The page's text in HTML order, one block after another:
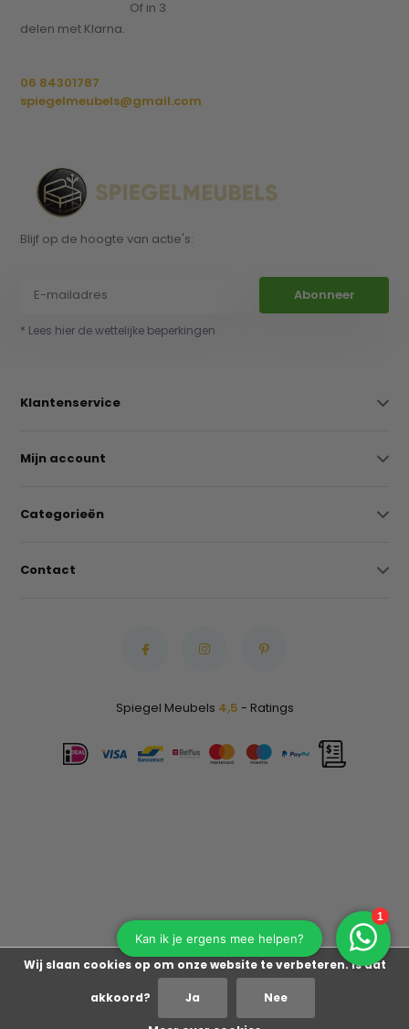
Of in 3
delen met Klarna.
06 84301787
spiegelmeubels@gmail.com
Blijf op de hoogte van actie's:
Abonneer
* Lees hier de wettelijke beperkingen
Klantenservice
Mijn account
Categorieën
Contact
Spiegel Meubels 4,5 - Ratings
Wij slaan cookies op om onze website te verbeteren. Is dat
akkoord? Ja Nee